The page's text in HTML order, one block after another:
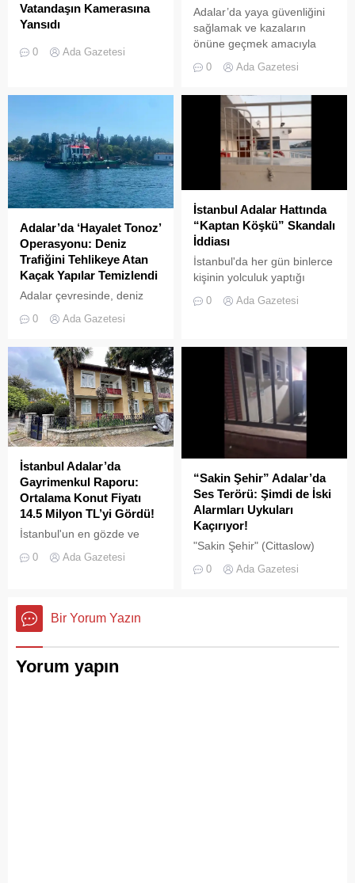
Vatandaşın Kamerasına
Yansıdı
leylek sürülerinin Adalar
İstanbul’da, yüzlerce
leyleğin Adalar
semalarındaki süzülüşü cep
telefonu kameralarına
yansıdı. Marmara Denizi ve
gökyüzünde süzülen
devasa leylek sürüsü,
izleyenlere adeta görsel bir
şölen sundu. Sürüler
halinde termal hava...
0 Ada Gazetesi
Adalar’da yaya güvenliğini
sağlamak ve kazaların
önüne geçmek amacıyla
getirilen “elektrikli bisiklet
kiralama yasağı” adeta hiçe
yansıyan son görüntüler,
yasağın delindiğini ve
denetimlerin yetersiz
kaldığını bir kez daha gözler
önüne serdi. Adalar’da
UKOME (Ulaşım
Koordinasyon Merkezi)
kararları doğrultusunda
ticari amaçlı elektrikli bisiklet
ve scooter kiralama
faaliyetleri yasaklanmış
durumda....
0 Ada Gazetesi
Adalar’da ‘Hayalet Tonoz’
Operasyonu: Deniz
Trafiğini Tehlikeye Atan
Kaçak Yapılar Temizlendi
Adalar çevresinde, deniz
trafiğini tehlikeye sokan ve
çevre kirliliğine neden olan
geniş çaplı bir temizlik ve
denetim operasyonu
gerçekleştirildi.
0 Ada Gazetesi
İstanbul Adalar Hattında
“Kaptan Köşkü” Skandalı
İddiası
İstanbul'da her gün binlerce
kişinin yolculuk yaptığı
görüntüler "bu kadarına da
0 Ada Gazetesi
İstanbul Adalar’da
Gayrimenkul Raporu:
Ortalama Konut Fiyatı
14.5 Milyon TL’yi Gördü!
İstanbul'un en gözde ve
olan Adalar ilçesinde,
0 Ada Gazetesi
“Sakin Şehir” Adalar’da
Ses Terörü: Şimdi de İski
Alarmları Uykuları
Kaçırıyor!
"Sakin Şehir" (Cittaslow)
Adalar'da gürültü kirliliği
0 Ada Gazetesi
Bir Yorum Yazın
Yorum yapın